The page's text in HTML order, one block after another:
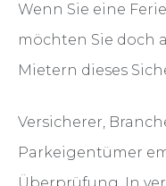
Wenn Sie eine
möchten Sie doch
Mietern dieses
Versicherer,
Parkeigentümer